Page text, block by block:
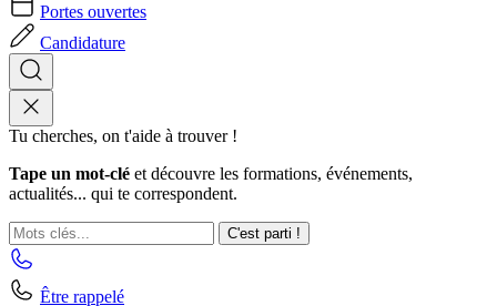
Portes ouvertes
Candidature
Tu cherches, on t'aide à trouver !
Tape un mot-clé et découvre les formations, événements,
actualités... qui te correspondent.
C'est parti !
Être rappelé